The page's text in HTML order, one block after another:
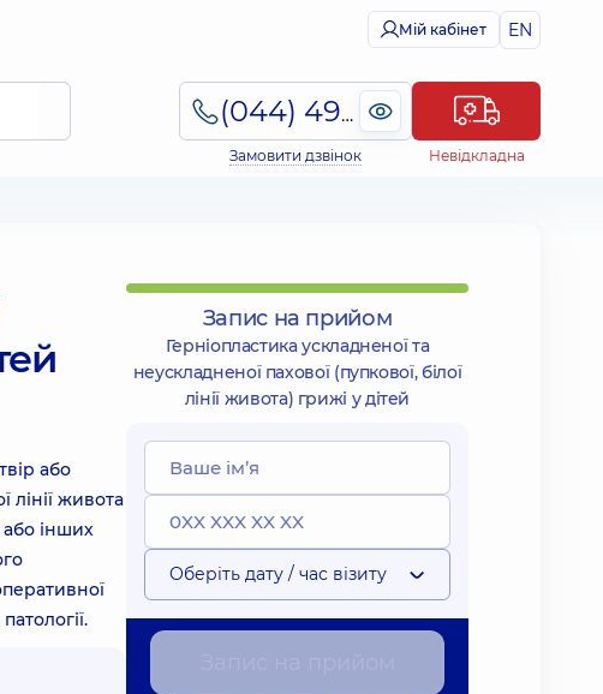
Мій кабінет EN
(044) 495-2-888
Замовити дзвінок Невідкладна
або
лінії живота
інших
Запис на прийом
Герніопластика ускладненої та
неускладненої пахової (пупкової, білої
лінії живота) грижі у дітей
Оберіть дату / час візиту